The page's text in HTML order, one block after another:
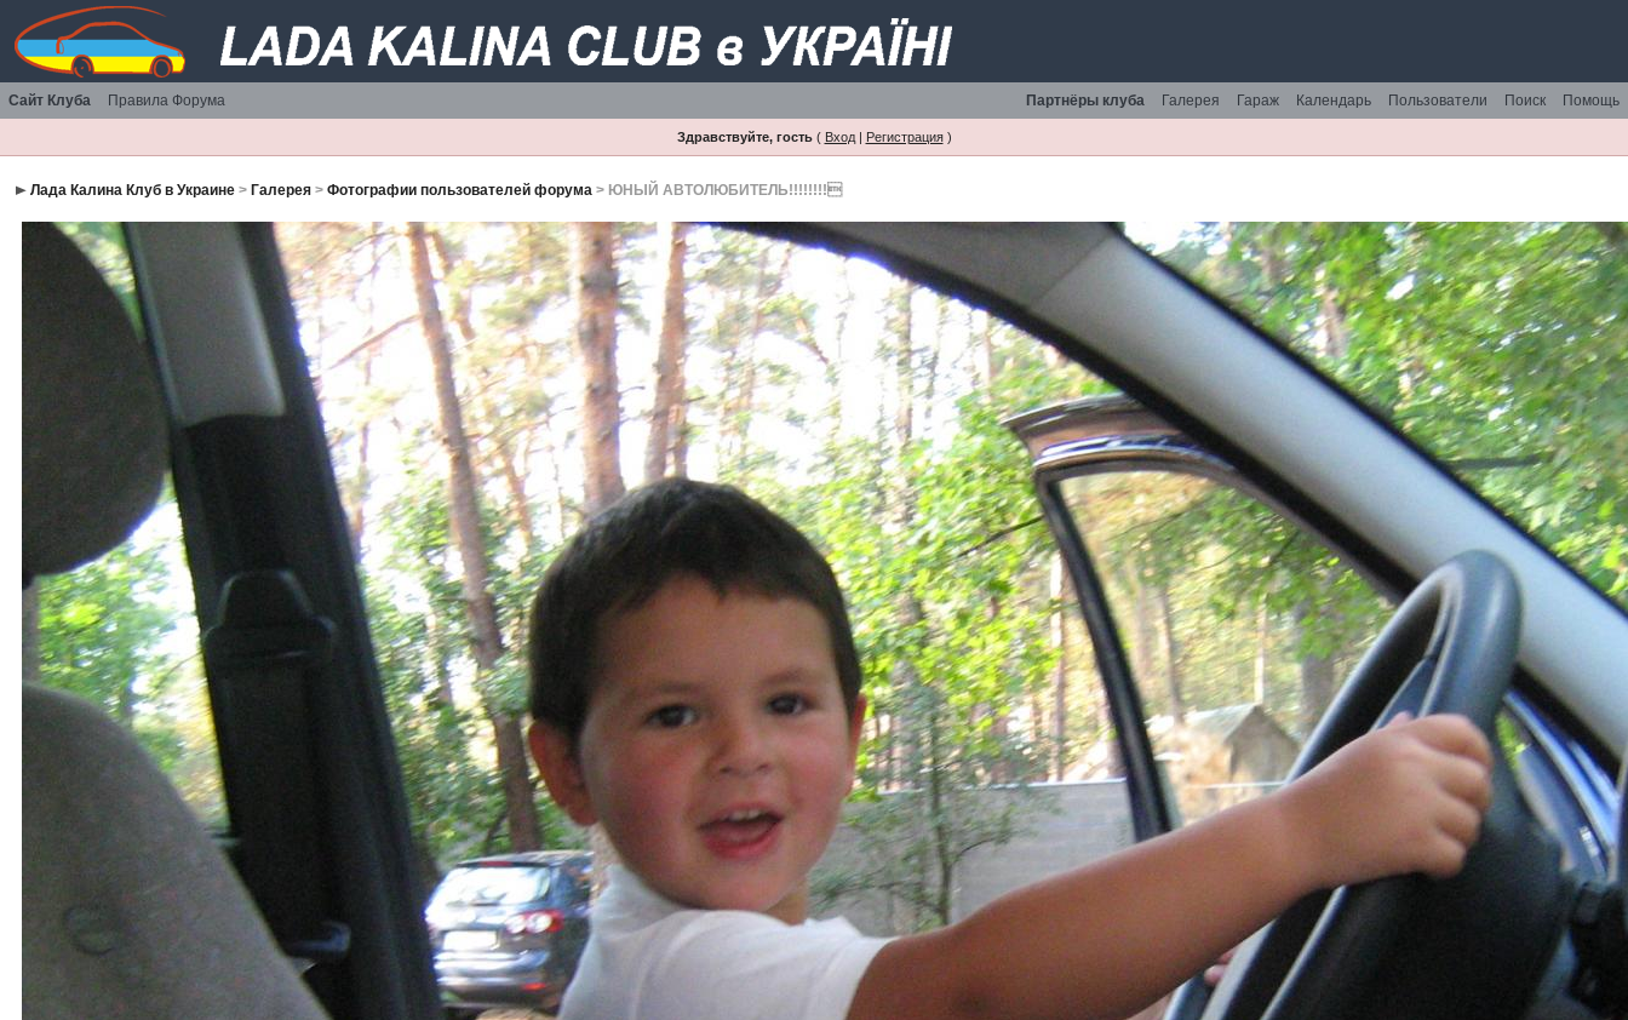
Сайт Клуба Правила Форума Помощь
Поиск
Пользователи
Календарь
Гараж
Галерея
Партнёры клуба
Здравствуйте, гость( Вход| Регистрация)
Лада Калина Клуб в Украине > Галерея >Фотографии пользователей форума > ЮНЫЙ АВТОЛЮБИТЕЛЬ!!!!!!!!